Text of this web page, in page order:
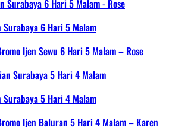
6 Hari 5 Malam
Ijen Sewu 6 Hari 5 Malam – Rose
5 Hari 4 Malam
Ijen Baluran 5 Hari 4 Malam – Karen